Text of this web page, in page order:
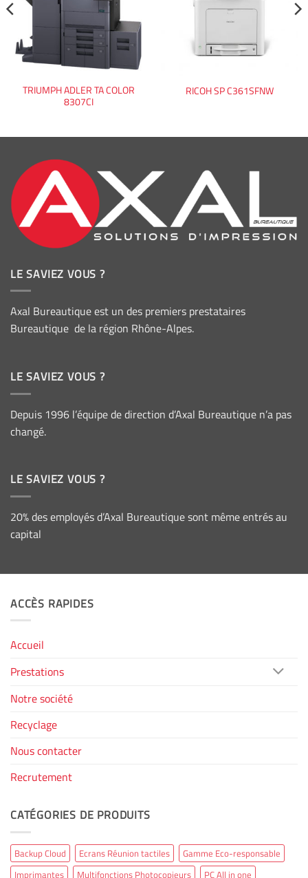
TRIUMPH ADLER TA COLOR
8307CI
RICOH SP C361SFNW
LE SAVIEZ VOUS ?
Axal Bureautique est un des premiers prestataires
Bureautique de la région Rhône-Alpes.
LE SAVIEZ VOUS ?
Depuis 1996 l’équipe de direction d’Axal Bureautique n’a pas
changé.
LE SAVIEZ VOUS ?
20% des employés d’Axal Bureautique sont même entrés au
capital
ACCÈS RAPIDES
Accueil
Prestations
Notre société
Recyclage
Nous contacter
Recrutement
CATÉGORIES DE PRODUITS
Backup Cloud Ecrans Réunion tactiles
Gamme Eco-responsable
Imprimantes
Multifonctions Photocopieurs PC All in one